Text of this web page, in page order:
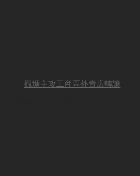
觀塘主攻工商區外賣店轉讓